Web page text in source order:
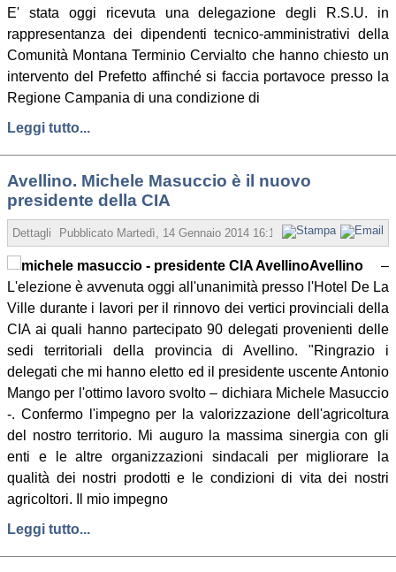
E' stata oggi ricevuta una delegazione degli R.S.U. in
rappresentanza dei dipendenti tecnico-amministrativi della
Comunità Montana Terminio Cervialto che hanno chiesto un
intervento del Prefetto affinché si faccia portavoce presso la
Regione Campania di una condizione di
Leggi tutto...
Avellino. Michele Masuccio è il nuovo
presidente della CIA
Dettagli Pubblicato Martedì, 14 Gennaio 2014 16:10 Scritto da Redazione
Avellino –
L'elezione è avvenuta oggi all'unanimità presso l'Hotel De La
Ville durante i lavori per il rinnovo dei vertici provinciali della
CIA ai quali hanno partecipato 90 delegati provenienti delle
sedi territoriali della provincia di Avellino. "Ringrazio i
delegati che mi hanno eletto ed il presidente uscente Antonio
Mango per l'ottimo lavoro svolto – dichiara Michele Masuccio
-. Confermo l'impegno per la valorizzazione dell'agricoltura
del nostro territorio. Mi auguro la massima sinergia con gli
enti e le altre organizzazioni sindacali per migliorare la
qualità dei nostri prodotti e le condizioni di vita dei nostri
agricoltori. Il mio impegno
Leggi tutto...